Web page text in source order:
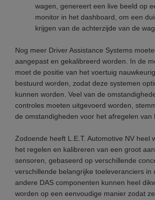
wagen, genereert een live beeld op
monitor in het dashboard, om een
krijgen van de achterzijde van de
Nog meer Driver Assistance Systems
aangepast en gekalibreerd worden. In de
moet de positie van het voertuig
bestuurd worden, zodat deze systemen
kunnen worden. Veel van de
controles moeten uitgevoerd worden,
de omstandigheden voor het afregelen van
Zodoende heeft L.E.T. Automotive NV heel
het regelen en kalibreren van een groot
sensoren, gebaseerd op verschillende
verschillende belangrijke toeleveranciers in
andere DAS componenten kunnen heel
worden op een eenvoudige manier zodat